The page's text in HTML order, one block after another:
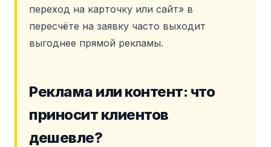
переход на карточку или сайт» в
пересчёте на заявку часто выходит
выгоднее прямой рекламы.
Реклама или контент: что
приносит клиентов
дешевле?